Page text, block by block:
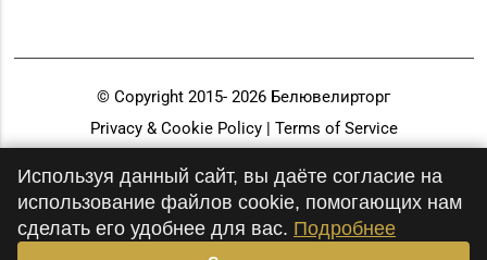
© Copyright 2015- 2026 Белювелирторг
Privacy & Cookie Policy | Terms of Service
Используя данный сайт, вы даёте согласие на
использование файлов cookie, помогающих нам
сделать его удобнее для вас. Подробнее